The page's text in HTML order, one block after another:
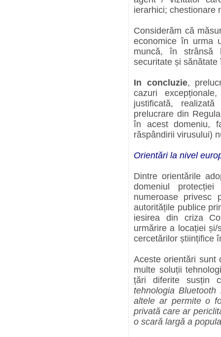
ierarhici; chestionare
Considerăm că
economice în urma
muncă, în strânsă
securitate și
In concluzie,
cazuri
justificată,
prelucrare din
în acest domeniu,
răspândirii virusului)
Orientări la nivel
Dintre orientările
domeniul
numeroase privesc
autoritățile publice
iesirea din criza
urmărire a locației
cercetărilor științifice
Aceste orientări sunt
multe soluții
țări diferite
tehnologia
altele ar permite o
privată care ar
o scară largă a